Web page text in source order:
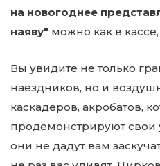
на новогоднее
наяву" можно как в
Вы увидите не только
наездников, но и
каскадеров, акробатов,
продемонстрируют свои
они не дадут вам